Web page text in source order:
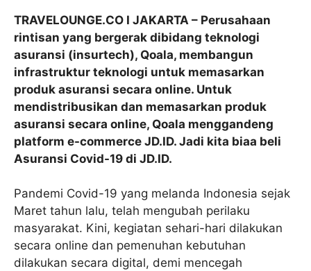
TRAVELOUNGE.CO I JAKARTA – Perusahaan
rintisan yang bergerak dibidang teknologi
asuransi (insurtech), Qoala, membangun
infrastruktur teknologi untuk memasarkan
produk asuransi secara online. Untuk
mendistribusikan dan memasarkan produk
asuransi secara online, Qoala menggandeng
platform e-commerce JD.ID. Jadi kita biaa beli
Asuransi Covid-19 di JD.ID.
Pandemi Covid-19 yang melanda Indonesia sejak
Maret tahun lalu, telah mengubah perilaku
masyarakat. Kini, kegiatan sehari-hari dilakukan
secara online dan pemenuhan kebutuhan
dilakukan secara digital, demi mencegah